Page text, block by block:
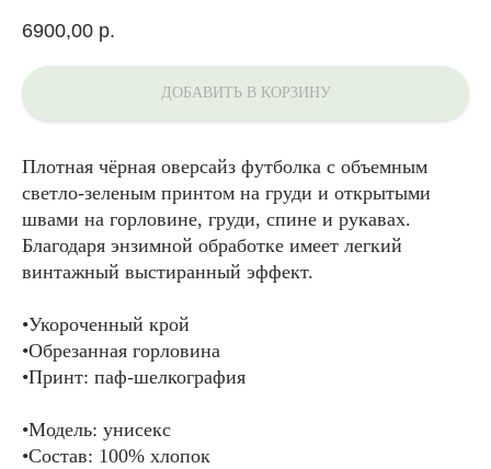
6900,00 р.
ДОБАВИТЬ В КОРЗИНУ
Плотная чёрная оверсайз футболка с объемным
светло-зеленым принтом на груди и открытыми
швами на горловине, груди, спине и рукавах.
Благодаря энзимной обработке имеет легкий
винтажный выстиранный эффект.
•Укороченный крой
•Обрезанная горловина
•Принт: паф-шелкография
•Модель: унисекс
•Состав: 100% хлопок